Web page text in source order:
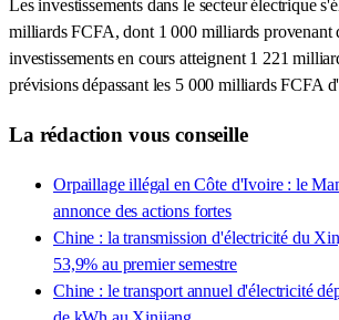
Les investissements dans le secteur électrique
milliards FCFA, dont 1 000 milliards provenant
investissements en cours atteignent 1 221
prévisions dépassant les 5 000 milliards FCFA
La rédaction vous conseille
Orpaillage illégal en Côte d'Ivoire : le
annonce des actions fortes
Chine : la transmission d'électricité du
53,9% au premier semestre
Chine : le transport annuel d'électricité